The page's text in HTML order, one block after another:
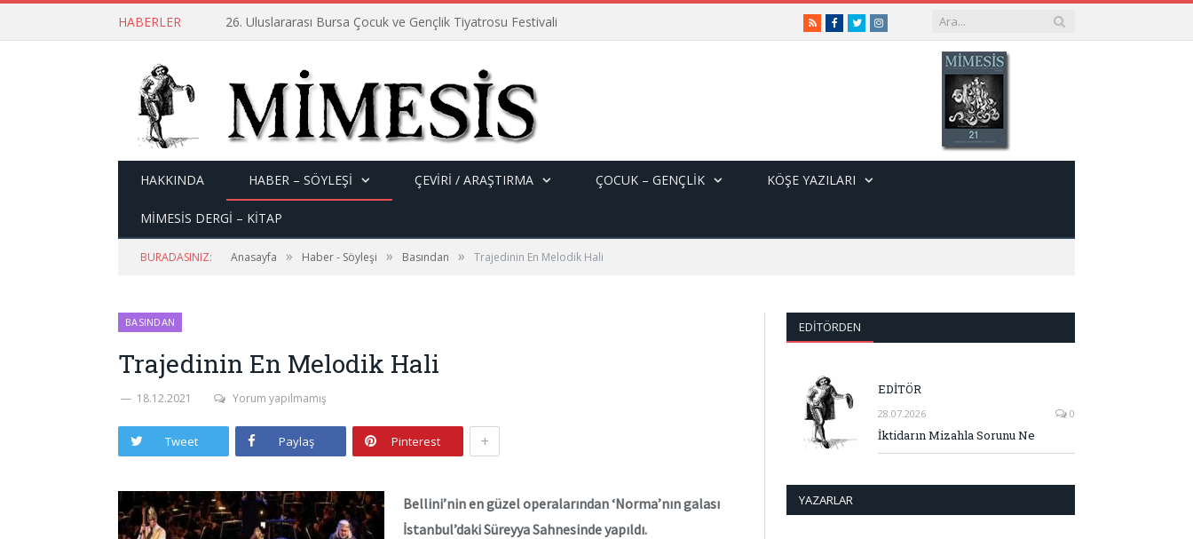
HABERLER 26. Uluslararası Bursa Çocuk ve Gençlik Tiyatrosu Festivali RSSFacebook
TwitterInstagram
HAKKINDA HABER – SÖYLEŞI ÇEVİRİ / ARAŞTIRMA ÇOCUK – GENÇLIK KÖŞE YAZILARI
MİMESİS DERGİ – KİTAP
BURADASINIZ: Anasayfa » Haber - Söyleşi » Basından » Trajedinin En Melodik Hali
BASINDAN
Trajedinin En Melodik Hali
18.12.2021 Yorum yapılmamış
Tweet Paylaş Pinterest +
Bellini’nin en güzel operalarından ‘Norma’nın galası
İstanbul’daki Süreyya Sahnesinde yapıldı.
EDITÖRDEN
EDİTÖR
28.07.2026 0
İktidarın Mizahla Sorunu Ne
YAZARLAR